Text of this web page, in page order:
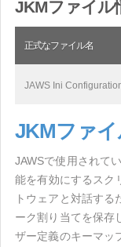
JKMファイル
正式なファイル名
JAWS Ini
JKMファ
JAWSで使用されて
能を有効にするスク
トウェアと対話す
ーク割り当てを保存
ザー定義のキーマッ